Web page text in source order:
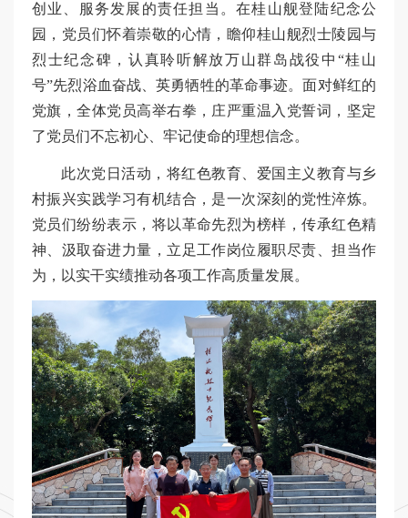
创业、服务发展的责任担当。在桂山舰登陆纪念公
园，党员们怀着崇敬的心情，瞻仰桂山舰烈士陵园与
烈士纪念碑，认真聆听解放万山群岛战役中“桂山
号”先烈浴血奋战、英勇牺牲的革命事迹。面对鲜红的
党旗，全体党员高举右拳，庄严重温入党誓词，坚定
了党员们不忘初心、牢记使命的理想信念。
此次党日活动，将红色教育、爱国主义教育与乡
村振兴实践学习有机结合，是一次深刻的党性淬炼。
党员们纷纷表示，将以革命先烈为榜样，传承红色精
神、汲取奋进力量，立足工作岗位履职尽责、担当作
为，以实干实绩推动各项工作高质量发展。